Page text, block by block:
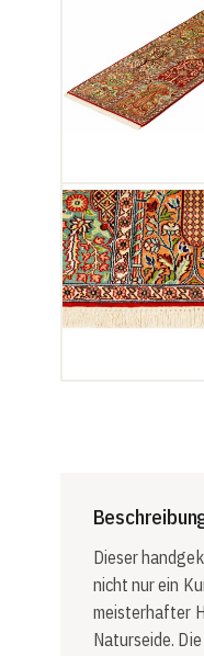
Dieser
nicht nur ein
meisterhafter
Naturseide.